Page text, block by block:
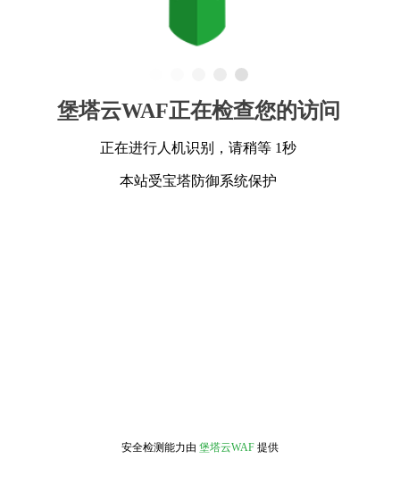
堡塔云WAF正在检查您的访问
正在进行人机识别，请稍等 1秒
本站受宝塔防御系统保护
安全检测能力由 堡塔云WAF 提供